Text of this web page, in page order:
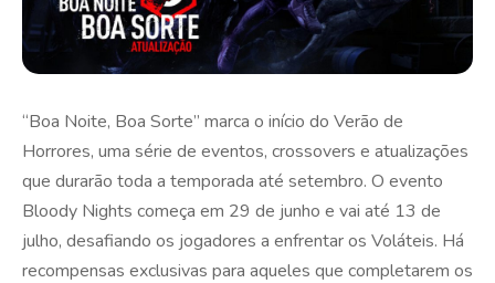
“Boa Noite, Boa Sorte” marca o início do Verão de
Horrores, uma série de eventos, crossovers e atualizações
que durarão toda a temporada até setembro. O evento
Bloody Nights começa em 29 de junho e vai até 13 de
julho, desafiando os jogadores a enfrentar os Voláteis. Há
recompensas exclusivas para aqueles que completarem os